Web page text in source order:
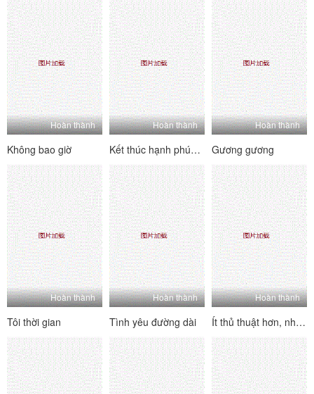
Hoàn thành
Không bao giờ
Hoàn thành
Kết thúc hạnh phúc đầu tiên của tôi
Hoàn thành
Gương gương
Hoàn thành
Tôi thời gian
Hoàn thành
Tình yêu đường dài
Hoàn thành
Ít thủ thuật hơn, nhiều ngực hơn!